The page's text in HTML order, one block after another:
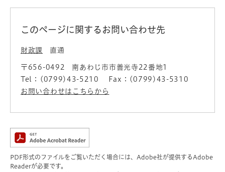
このページに関するお問い合わせ先
財政課 直通
〒656-0492
南あわじ市市善光寺22番地1
Tel：(0799)43-5210
Fax：(0799)43-5310
お問い合わせはこちらから
PDF形式のファイルをご覧いただく場合には、Adobe社が提供するAdobe
Readerが必要です。